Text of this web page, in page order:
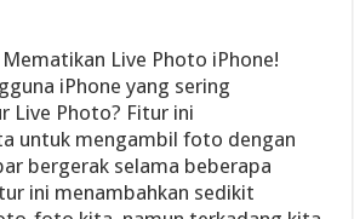
Mematikan Live Photo iPhone!
iPhone yang sering
Live Photo? Fitur ini
untuk mengambil foto dengan
bergerak selama beberapa
ini menambahkan sedikit